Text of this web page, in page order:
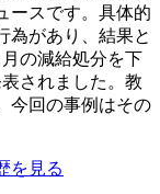
ースです。具体的
為があり、結果と
の減給処分を下
されました。教
今回の事例はその
を見る